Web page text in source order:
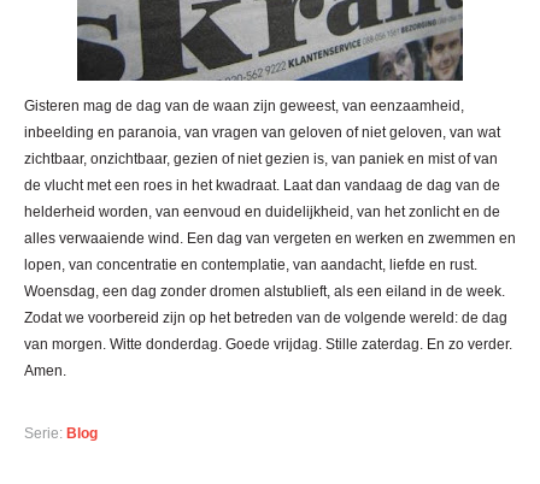
Gisteren mag de dag van de waan zijn geweest, van eenzaamheid,
inbeelding en paranoia, van vragen van geloven of niet geloven, van wat
zichtbaar, onzichtbaar, gezien of niet gezien is, van paniek en mist of van
de vlucht met een roes in het kwadraat. Laat dan vandaag de dag van de
helderheid worden, van eenvoud en duidelijkheid, van het zonlicht en de
alles verwaaiende wind. Een dag van vergeten en werken en zwemmen en
lopen, van concentratie en contemplatie, van aandacht, liefde en rust.
Woensdag, een dag zonder dromen alstublieft, als een eiland in de week.
Zodat we voorbereid zijn op het betreden van de volgende wereld: de dag
van morgen. Witte donderdag. Goede vrijdag. Stille zaterdag. En zo verder.
Amen.
Serie: Blog